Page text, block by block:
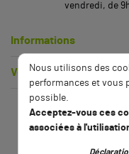
vendredi, de
Informations
Votre compte
Nous utilisons des
performances et vous
possible.
Acceptez-vous ces
associées à